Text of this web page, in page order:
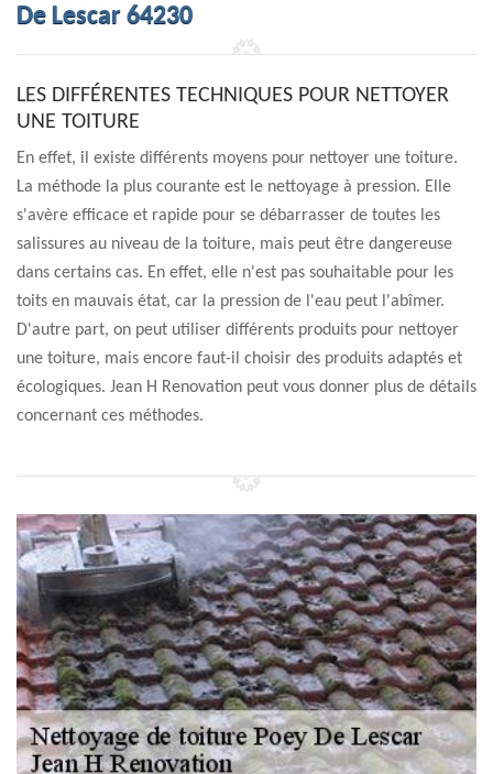
De Lescar 64230
LES DIFFÉRENTES TECHNIQUES POUR NETTOYER
UNE TOITURE
En effet, il existe différents moyens pour nettoyer une toiture.
La méthode la plus courante est le nettoyage à pression. Elle
s'avère efficace et rapide pour se débarrasser de toutes les
salissures au niveau de la toiture, mais peut être dangereuse
dans certains cas. En effet, elle n'est pas souhaitable pour les
toits en mauvais état, car la pression de l'eau peut l'abîmer.
D'autre part, on peut utiliser différents produits pour nettoyer
une toiture, mais encore faut-il choisir des produits adaptés et
écologiques. Jean H Renovation peut vous donner plus de détails
concernant ces méthodes.